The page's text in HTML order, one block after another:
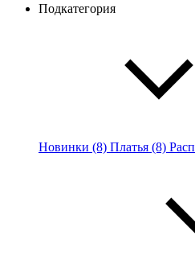
Подкатегория
Новинки (8) Платья (8)